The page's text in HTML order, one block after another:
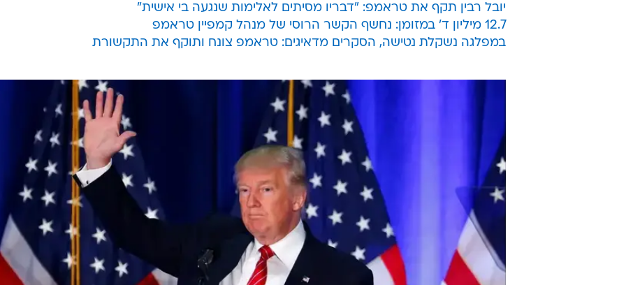
יובל רבין תקף את טראמפ: "דבריו מסיתים לאלימות שנגעה בי אישית"
12.7 מיליון ד' במזומן: נחשף הקשר הרוסי של מנהל קמפיין טראמפ
במפלגה נשקלת נטישה, הסקרים מדאיגים: טראמפ צונח ותוקף את התקשורת